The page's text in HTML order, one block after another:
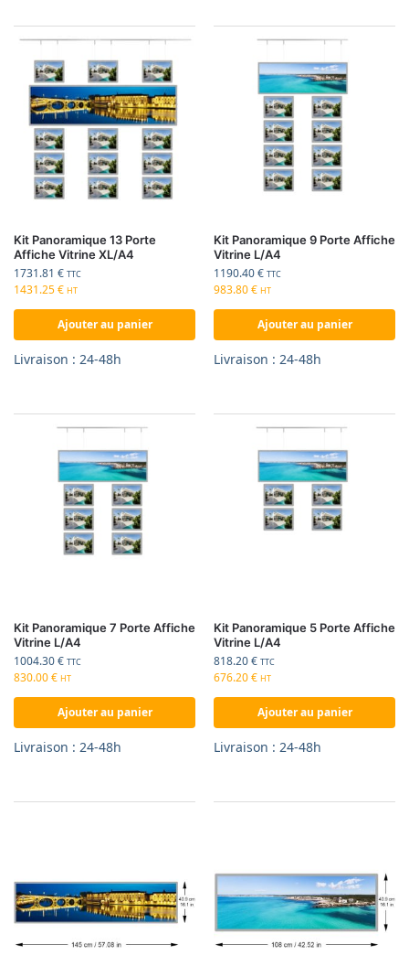
Kit Panoramique 13 Porte
Affiche Vitrine XL/A4
1731.81 € TTC
1431.25€ HT
Ajouter au panier
Livraison : 24-48h
Kit Panoramique 9 Porte Affiche
Vitrine L/A4
1190.40€ TTC
983.80€ HT
Ajouter au panier
Livraison : 24-48h
Kit Panoramique 7 Porte Affiche
Vitrine L/A4
1004.30€ TTC
830.00€ HT
Ajouter au panier
Livraison : 24-48h
Kit Panoramique 5 Porte Affiche
Vitrine L/A4
818.20€ TTC
676.20€ HT
Ajouter au panier
Livraison : 24-48h